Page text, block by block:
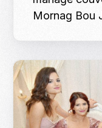
Mornag Bou